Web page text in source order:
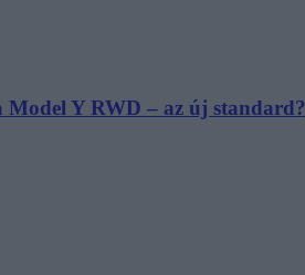
Model Y RWD – az új standard?